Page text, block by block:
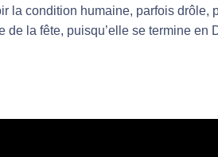
la condition humaine, parfois
de la fête, puisqu’elle se termine en